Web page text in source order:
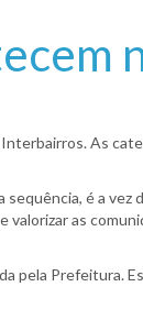
As
é a vez
as
pela Prefeitura.